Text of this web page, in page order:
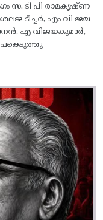
സ. ടി പി രാമകൃഷ്‌ണ
ടീച്ചർ, എം വി ജയ
എ വിജയകുമാർ,